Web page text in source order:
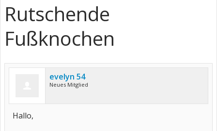
Rutschende
Fußknochen
evelyn 54
Neues Mitglied
Hallo,